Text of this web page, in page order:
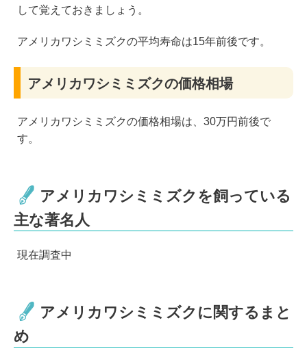
して覚えておきましょう。
アメリカワシミミズクの平均寿命は15年前後です。
アメリカワシミミズクの価格相場
アメリカワシミミズクの価格相場は、30万円前後で
す。
アメリカワシミミズクを飼っている
主な著名人
現在調査中
アメリカワシミミズクに関するまと
め